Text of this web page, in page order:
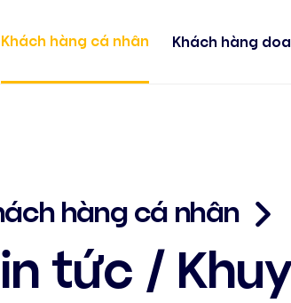
Khách hàng cá nhân Khách hàng
hàng cá nhân
tức /